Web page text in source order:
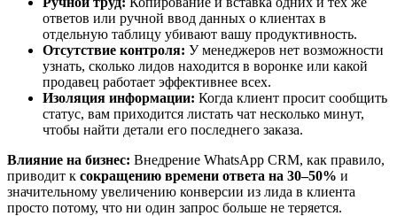
ответов или ручной ввод данных о клиентах в
отдельную таблицу убивают вашу продуктивность.
Отсутствие контроля: У менеджеров нет возможности
узнать, сколько лидов находится в воронке или какой
продавец работает эффективнее всех.
Изоляция информации: Когда клиент просит сообщить
статус, вам приходится листать чат несколько минут,
чтобы найти детали его последнего заказа.
Влияние на бизнес: Внедрение WhatsApp CRM, как правило,
приводит к сокращению времени ответа на 30–50% и
значительному увеличению конверсии из лида в клиента
просто потому, что ни один запрос больше не теряется.